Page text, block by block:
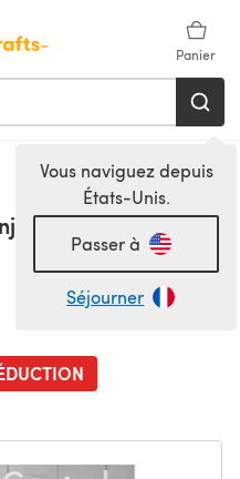
Panier
Vous naviguez depuis
États-Unis.
Passer à
Séjourner
& Hose für